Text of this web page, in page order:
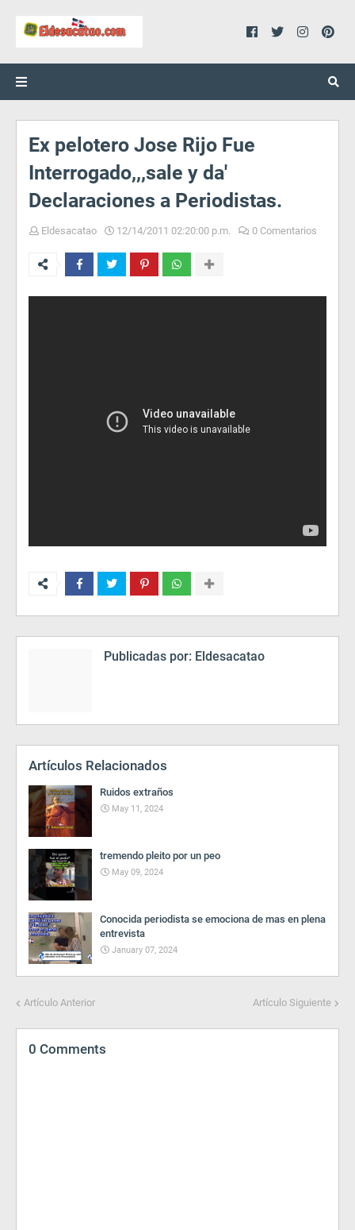
Ex pelotero Jose Rijo Fue
Interrogado,,,sale y da'
Declaraciones a Periodistas.
Eldesacatao 12/14/2011 02:20:00 p.m. 0 Comentarios
Publicadas por: Eldesacatao
Artículos Relacionados
Ruidos extraños
May 11, 2024
tremendo pleito por un peo
May 09, 2024
Conocida periodista se emociona de mas en plena
entrevista
January 07, 2024
Artículo Anterior Artículo Siguiente
0 Comments